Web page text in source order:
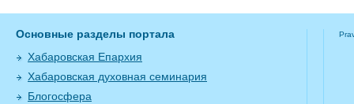
Основные разделы портала
Хабаровская Епархия
Хабаровская духовная семинария
Блогосфера